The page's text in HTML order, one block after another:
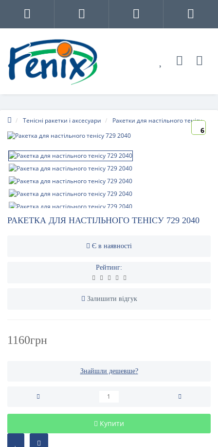
Тенісні ракетки і аксесуари Ракетки для настільного тенісу
6
РАКЕТКА ДЛЯ НАСТІЛЬНОГО ТЕНІСУ 729 2040
Є в наявності
Рейтинг:
Залишити відгук
1160грн
Знайшли дешевше?
Купити